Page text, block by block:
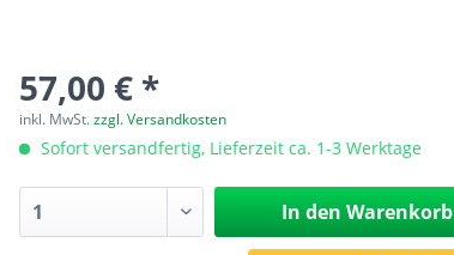
57,00 € *
inkl. MwSt.zzgl. Versandkosten
Sofort versandfertig, Lieferzeit ca. 1-3 Werktage
In den Warenkorb